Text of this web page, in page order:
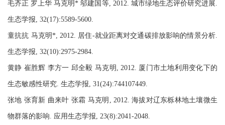
毛齐正 罗上华 马克明* 邬建国等, 2012. 城市绿地生态评价研究进展.
生态学报, 32(17):5589-5600.
童抗抗 马克明*, 2012. 居住-就业距离对交通碳排放影响的情景分析.
生态学报, 32(10):2975-2984.
黄静 崔胜辉 李方一 邱全毅 马克明, 2012. 厦门市土地利用变化下的
生态敏感性研究. 生态学报, 31(24):744107449.
张地 张育新 曲来叶 张霜 马克明, 2012. 海拔对辽东栎林地土壤微生
物群落的影响. 应用生态学报, 23(8):2041-2048.